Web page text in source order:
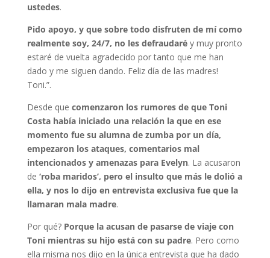
ustedes.
Pido apoyo, y que sobre todo disfruten de mí como
realmente soy, 24/7, no les defraudaréy muy pronto
estaré de vuelta agradecido por tanto que me han
dado y me siguen dando. Feliz día de las madres!
Toni.”.
Desde que comenzaron los rumores de que Toni
Costa había iniciado una relación la que en ese
momento fue su alumna de zumba por un día,
empezaron los ataques, comentarios mal
intencionados y amenazas para Evelyn. La acusaron
de ‘roba maridos’, pero el insulto que más le dolió a
ella, y nos lo dijo en entrevista exclusiva fue que la
llamaran mala madre.
Por qué? Porque la acusan de pasarse de viaje con
Toni mientras su hijo está con su padre. Pero como
ella misma nos dijo en la única entrevista que ha dado